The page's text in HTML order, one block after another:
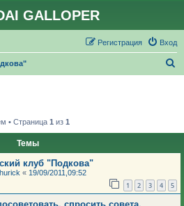
GALLOPER
Вход
Регистрация
• Страница 1 из 1
Темы
клуб "Подкова"
« 19/09/2011,09:52
1 2 3 4 5